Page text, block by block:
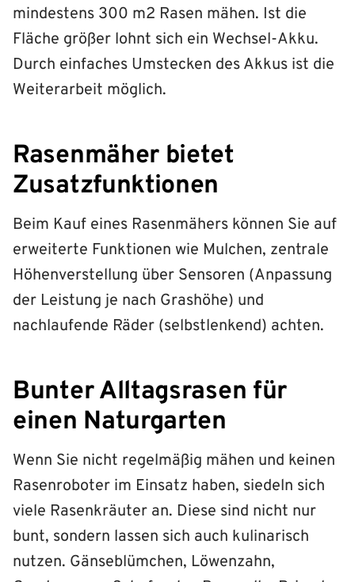
mindestens 300 m2 Rasen mähen. Ist die
Fläche größer lohnt sich ein Wechsel-Akku.
Durch einfaches Umstecken des Akkus ist die
Weiterarbeit möglich.
Rasenmäher bietet
Zusatzfunktionen
Beim Kauf eines Rasenmähers können Sie auf
erweiterte Funktionen wie Mulchen, zentrale
Höhenverstellung über Sensoren (Anpassung
der Leistung je nach Grashöhe) und
nachlaufende Räder (selbstlenkend) achten.
Bunter Alltagsrasen für
einen Naturgarten
Wenn Sie nicht regelmäßig mähen und keinen
Rasenroboter im Einsatz haben, siedeln sich
viele Rasenkräuter an. Diese sind nicht nur
bunt, sondern lassen sich auch kulinarisch
nutzen. Gänseblümchen, Löwenzahn,